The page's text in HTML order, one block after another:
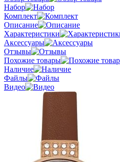
Набор
Комплект
Описание
Характеристики
Аксессуары
Отзывы
Похожие товары
Наличие
Файлы
Видео